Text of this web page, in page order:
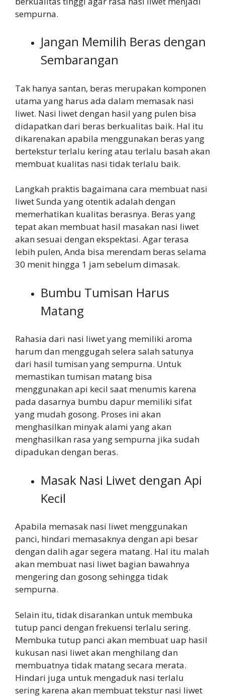
sempurna.
Jangan Memilih Beras dengan
Sembarangan
Tak hanya santan, beras merupakan komponen
utama yang harus ada dalam memasak nasi
liwet. Nasi liwet dengan hasil yang pulen bisa
didapatkan dari beras berkualitas baik. Hal itu
dikarenakan apabila menggunakan beras yang
bertekstur terlalu kering atau terlalu basah akan
membuat kualitas nasi tidak terlalu baik.
Langkah praktis bagaimana cara membuat nasi
liwet Sunda yang otentik adalah dengan
memerhatikan kualitas berasnya. Beras yang
tepat akan membuat hasil masakan nasi liwet
akan sesuai dengan ekspektasi. Agar terasa
lebih pulen, Anda bisa merendam beras selama
30 menit hingga 1 jam sebelum dimasak.
Bumbu Tumisan Harus
Matang
Rahasia dari nasi liwet yang memiliki aroma
harum dan menggugah selera salah satunya
dari hasil tumisan yang sempurna. Untuk
memastikan tumisan matang bisa
menggunakan api kecil saat menumis karena
pada dasarnya bumbu dapur memiliki sifat
yang mudah gosong. Proses ini akan
menghasilkan minyak alami yang akan
menghasilkan rasa yang sempurna jika sudah
dipadukan dengan beras.
Masak Nasi Liwet dengan Api
Kecil
Apabila memasak nasi liwet menggunakan
panci, hindari memasaknya dengan api besar
dengan dalih agar segera matang. Hal itu malah
akan membuat nasi liwet bagian bawahnya
mengering dan gosong sehingga tidak
sempurna.
Selain itu, tidak disarankan untuk membuka
tutup panci dengan frekuensi terlalu sering.
Membuka tutup panci akan membuat uap hasil
kukusan nasi liwet akan menghilang dan
membuatnya tidak matang secara merata.
Hindari juga untuk mengaduk nasi terlalu
sering karena akan membuat tekstur nasi liwet